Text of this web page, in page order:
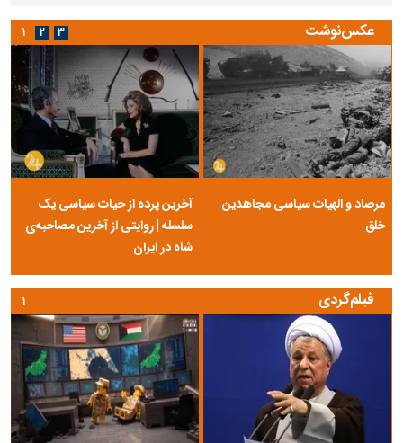
عکس‌نوشت
مرصاد و الهیات سیاسی مجاهدین
خلق
آخرین پرده از حیات سیاسی یک
سلسله | روایتی از آخرین مصاحبه‌ی
شاه در ایران
۱ ۲ ۳
فیلم‌گردی ۱